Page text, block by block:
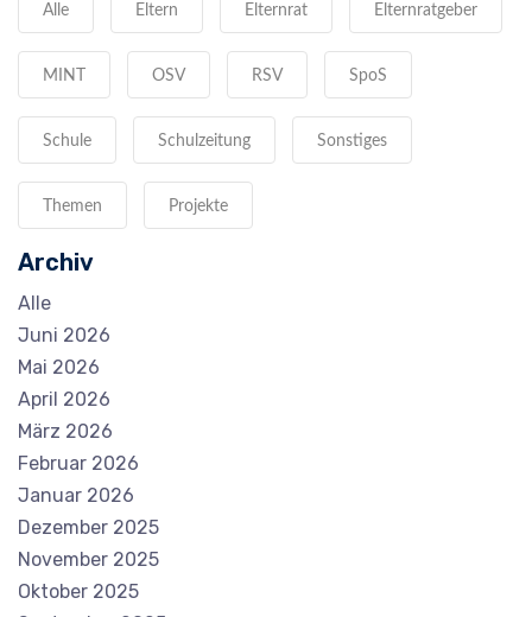
Alle Eltern Elternrat Elternratgeber
MINT OSV RSV SpoS
Schule Schulzeitung Sonstiges
Themen Projekte
Archiv
Alle
Juni 2026
Mai 2026
April 2026
März 2026
Februar 2026
Januar 2026
Dezember 2025
November 2025
Oktober 2025